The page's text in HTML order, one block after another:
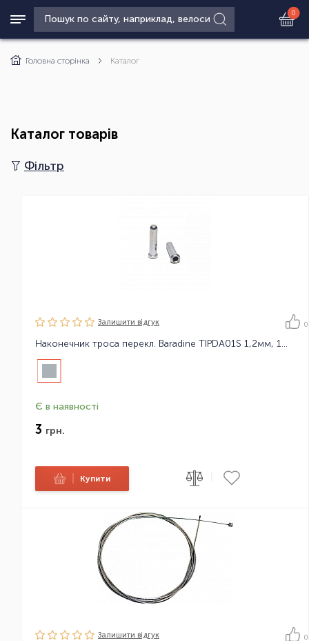
0
Головна сторінка Каталог
Каталог товарів
Фільтр
Залишити вiдгук 0
Наконечник троса перекл. Baradine TIPDA01S 1,2мм, 1шт/уп-600шт
Є в наявності
3 грн.
Купити
Залишити вiдгук 0